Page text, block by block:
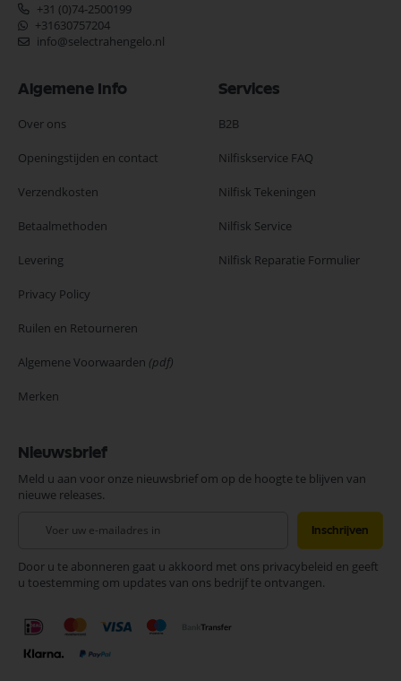
+31 (0)74-2500199
+31630757204
info@selectrahengelo.nl
Algemene Info
Over ons
Openingstijden en contact
Verzendkosten
Betaalmethoden
Levering
Privacy Policy
Ruilen en Retourneren
Algemene Voorwaarden (pdf)
Merken
Services
B2B
Nilfiskservice FAQ
Nilfisk Tekeningen
Nilfisk Service
Nilfisk Reparatie Formulier
Nieuwsbrief
Meld u aan voor onze nieuwsbrief om op de hoogte te blijven van
nieuwe releases.
onze
nieuwsbrief
Inschrijven
Door u te abonneren gaat u akkoord met ons privacybeleid en geeft
u toestemming om updates van ons bedrijf te ontvangen.